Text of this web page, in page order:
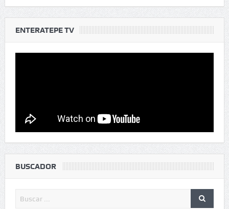
ENTERATEPE TV
BUSCADOR